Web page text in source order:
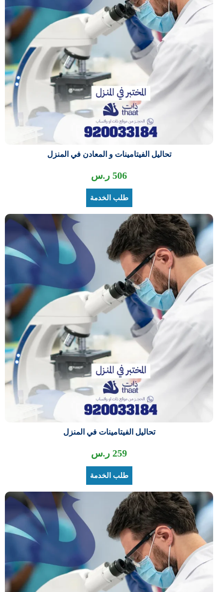
تحاليل الفيتامينات و المعادن في المنزل
506 ر.س
طلب الخدمة
تحاليل الفيتامينات في المنزل
259 ر.س
طلب الخدمة